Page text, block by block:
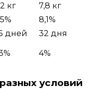
кг
7,8 кг
8,1%
дней
32 дня
4%
условий